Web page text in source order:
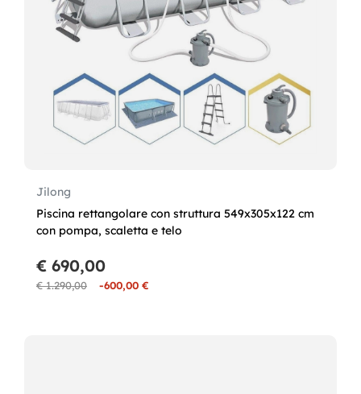
Jilong
Piscina rettangolare con struttura 549x305x122 cm
con pompa, scaletta e telo
€ 1.290,00 -600,00 €
€ 690,00